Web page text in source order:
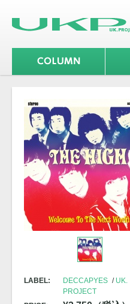
LABEL: DECCAPYES
UK.
PROJECT